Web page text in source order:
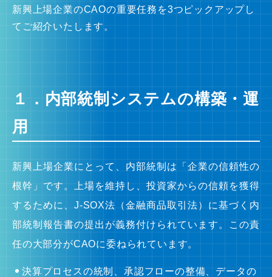
新興上場企業のCAOの重要任務を3つピックアップし
てご紹介いたします。
１．内部統制システムの構築・運
用
新興上場企業にとって、内部統制は「企業の信頼性の
根幹」です。上場を維持し、投資家からの信頼を獲得
するために、J-SOX法（金融商品取引法）に基づく内
部統制報告書の提出が義務付けられています。この責
任の大部分がCAOに委ねられています。
決算プロセスの統制、承認フローの整備、データの